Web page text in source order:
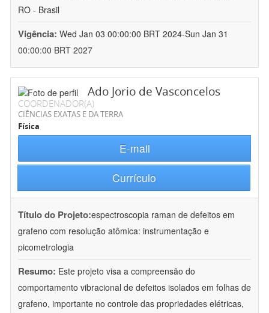
RO - Brasil
Vigência: Wed Jan 03 00:00:00 BRT 2024-Sun Jan 31
00:00:00 BRT 2027
Ado Jorio de Vasconcelos
COORDENADOR(A)
CIÊNCIAS EXATAS E DA TERRA
Física
E-mail
Currículo
Título do Projeto:espectroscopia raman de defeitos em
grafeno com resolução atômica: instrumentação e
picometrologia
Resumo: Este projeto visa a compreensão do
comportamento vibracional de defeitos isolados em folhas de
grafeno, importante no controle das propriedades elétricas,